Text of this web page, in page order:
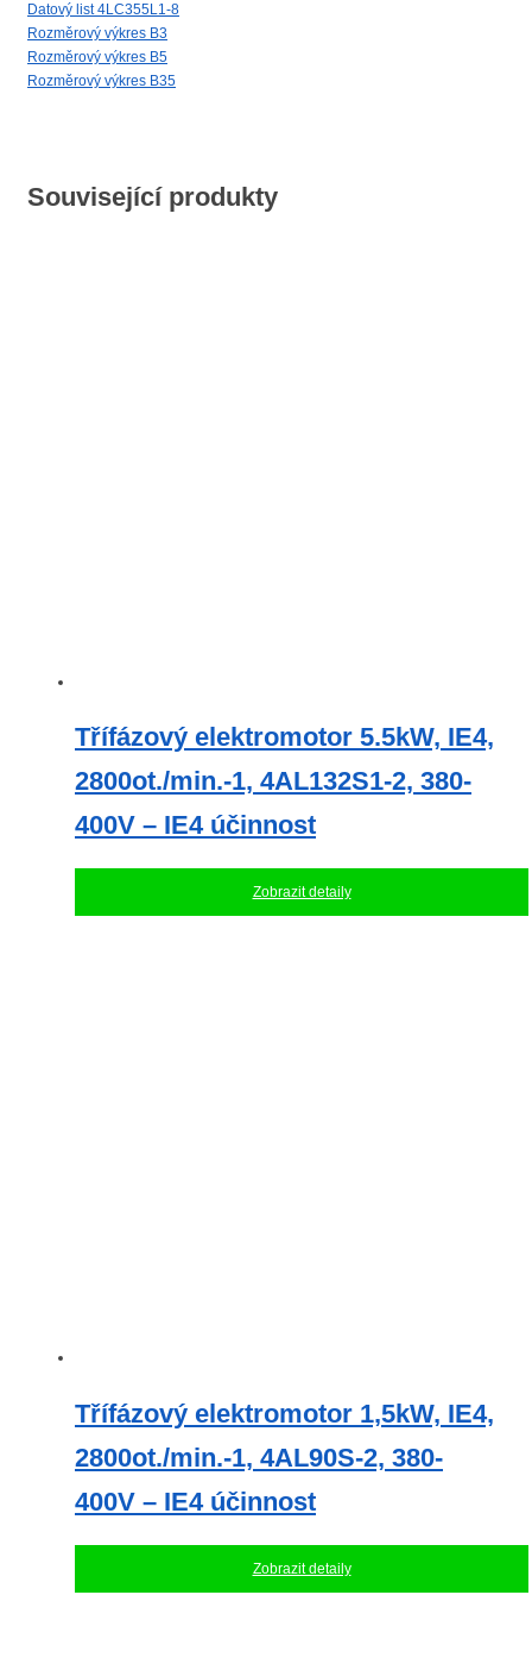
Datový list 4LC355L1-8
Rozměrový výkres B3
Rozměrový výkres B5
Rozměrový výkres B35
Související produkty
Třífázový elektromotor 5.5kW, IE4,
2800ot./min.-1, 4AL132S1-2, 380-
400V – IE4 účinnost
Zobrazit detaily
Třífázový elektromotor 1,5kW, IE4,
2800ot./min.-1, 4AL90S-2, 380-
400V – IE4 účinnost
Zobrazit detaily